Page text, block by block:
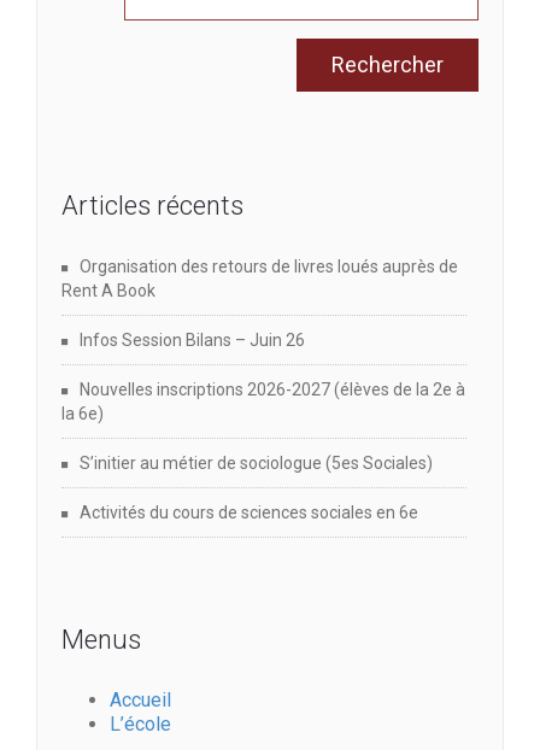
Articles récents
Organisation des retours de livres loués auprès de
Rent A Book
Infos Session Bilans – Juin 26
Nouvelles inscriptions 2026-2027 (élèves de la 2e à
la 6e)
S’initier au métier de sociologue (5es Sociales)
Activités du cours de sciences sociales en 6e
Menus
Accueil
L’école